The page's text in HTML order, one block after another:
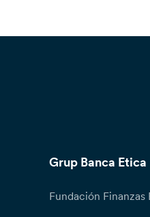
Grup Banca Etica
Fundación Finanzas